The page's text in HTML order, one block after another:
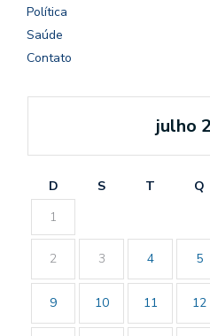
Política
Saúde
Contato
julho
D S T Q
1
2 3 4 5
9 10 11 12